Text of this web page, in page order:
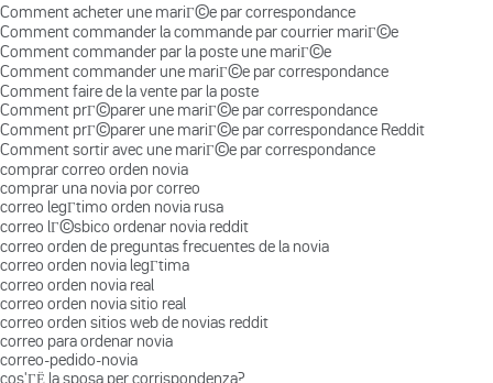
Comment acheter une mariГ©e par correspondance
Comment commander la commande par courrier mariГ©e
Comment commander par la poste une mariГ©e
Comment commander une mariГ©e par correspondance
Comment faire de la vente par la poste
Comment prГ©parer une mariГ©e par correspondance
Comment prГ©parer une mariГ©e par correspondance Reddit
Comment sortir avec une mariГ©e par correspondance
comprar correo orden novia
comprar una novia por correo
correo legГ­timo orden novia rusa
correo lГ©sbico ordenar novia reddit
correo orden de preguntas frecuentes de la novia
correo orden novia legГ­tima
correo orden novia real
correo orden novia sitio real
correo orden sitios web de novias reddit
correo para ordenar novia
correo-pedido-novia
cos'ГЁ la sposa per corrispondenza?